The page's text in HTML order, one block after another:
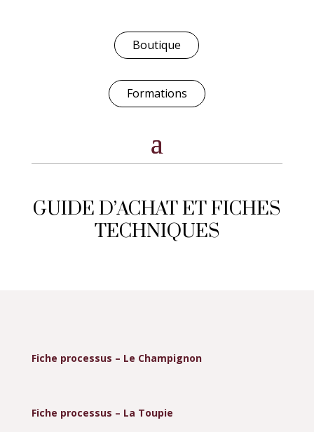
Boutique
Formations
GUIDE D’ACHAT ET FICHES
TECHNIQUES
Fiche processus – Le Champignon
Fiche processus – La Toupie